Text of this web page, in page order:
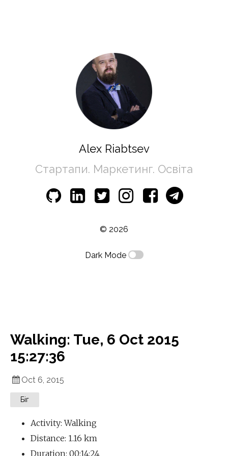
Alex Riabtsev
Стартапи. Маркетинг. Освіта
© 2026
Dark Mode
Walking: Tue, 6 Oct 2015
15:27:36
Oct 6, 2015
Біг
Activity: Walking
Distance: 1.16 km
Duration: 00:14:24